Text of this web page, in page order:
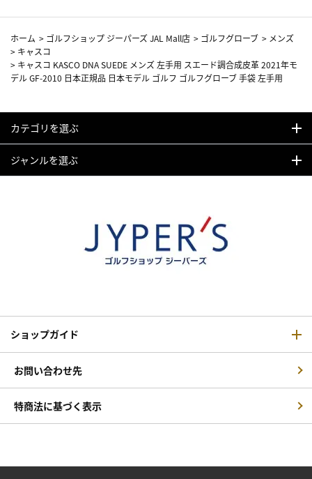
ホーム > ゴルフショップ ジーパーズ JAL Mall店 > ゴルフグローブ > メンズ
> キャスコ
> キャスコ KASCO DNA SUEDE メンズ 左手用 スエード調合成皮革 2021年モ
デル GF-2010 日本正規品 日本モデル ゴルフ ゴルフグローブ 手袋 左手用
カテゴリを選ぶ
ジャンルを選ぶ
ショップガイド
お問い合わせ先
特商法に基づく表示